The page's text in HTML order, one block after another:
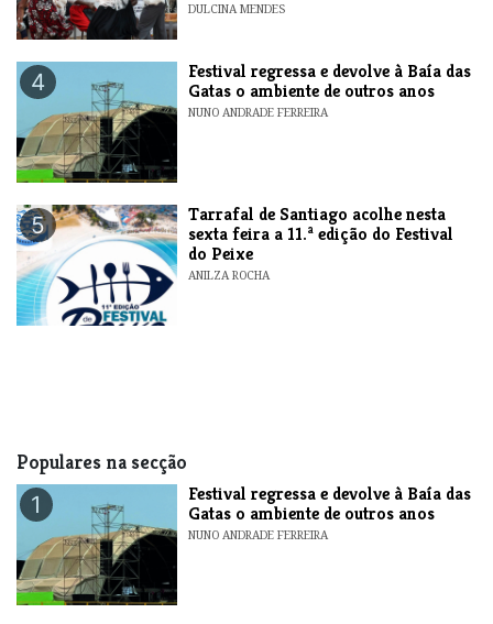
DULCINA MENDES
4
Festival regressa e devolve à Baía das
Gatas o ambiente de outros anos
NUNO ANDRADE FERREIRA
5
Tarrafal de Santiago acolhe nesta
sexta feira a 11.ª edição do Festival
do Peixe
ANILZA ROCHA
Populares na secção
1
Festival regressa e devolve à Baía das
Gatas o ambiente de outros anos
NUNO ANDRADE FERREIRA